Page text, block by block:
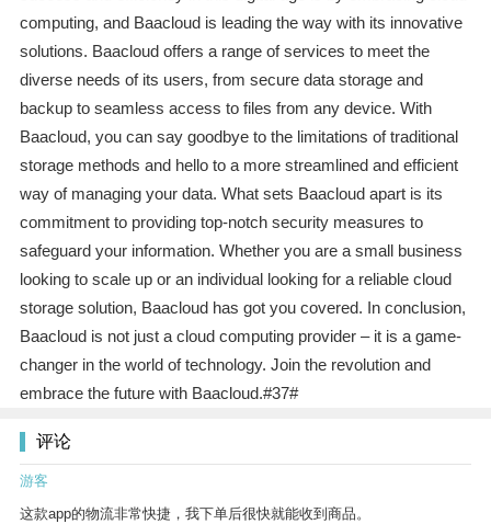
computing, and Baacloud is leading the way with its innovative
solutions. Baacloud offers a range of services to meet the
diverse needs of its users, from secure data storage and
backup to seamless access to files from any device. With
Baacloud, you can say goodbye to the limitations of traditional
storage methods and hello to a more streamlined and efficient
way of managing your data. What sets Baacloud apart is its
commitment to providing top-notch security measures to
safeguard your information. Whether you are a small business
looking to scale up or an individual looking for a reliable cloud
storage solution, Baacloud has got you covered. In conclusion,
Baacloud is not just a cloud computing provider – it is a game-
changer in the world of technology. Join the revolution and
embrace the future with Baacloud.#37#
评论
游客
这款app的物流非常快捷，我下单后很快就能收到商品。